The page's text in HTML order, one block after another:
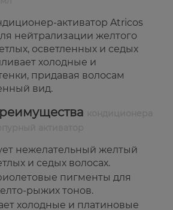
активатор Atricos
нейтрализации желтого
осветленных и седых
холодные и
придавая волосам
вид.
нежелательный желтый
и седых волосах.
пигменты для
рыжих тонов.
холодные и платиновые